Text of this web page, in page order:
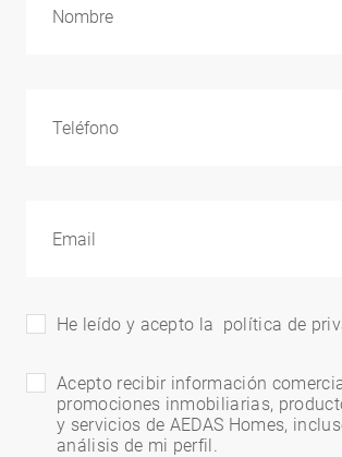
He leído y acepto la política de
Acepto recibir información
promociones inmobiliarias,
y servicios de AEDAS Homes,
análisis de mi perfil.